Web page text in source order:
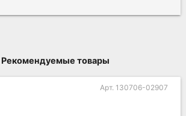
Рекомендуемые товары
Арт. 130706-02907